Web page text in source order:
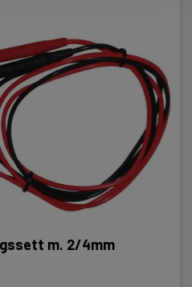
m. 2/4mm